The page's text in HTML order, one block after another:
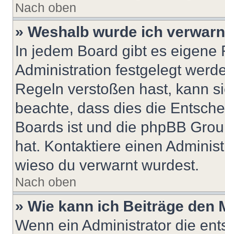
Nach oben
» Weshalb wurde ich
In jedem Board gibt es
Administration festgelegt
Regeln verstoßen hast, kann
beachte, dass dies die
Boards ist und die phpBB
hat. Kontaktiere einen
wieso du verwarnt wurdest.
Nach oben
» Wie kann ich Beiträge den
Wenn ein Administrator die